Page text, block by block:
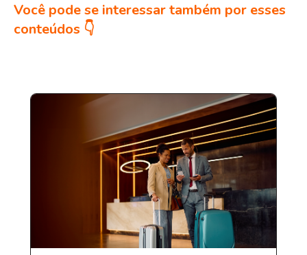
Você pode se interessar também por esses
conteúdos 👇